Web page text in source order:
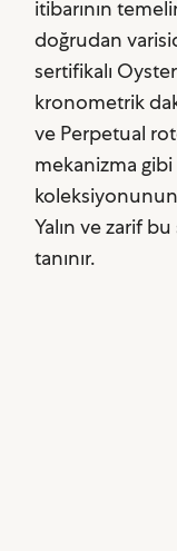
itibarının
doğrudan
sertifikalı
kronometrik
ve Perpetual
mekanizma
Yalın ve zarif
tanınır.